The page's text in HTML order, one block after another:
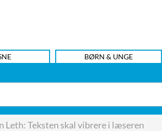
BØRN & UNGE
Leth: Teksten skal vibrere i læseren